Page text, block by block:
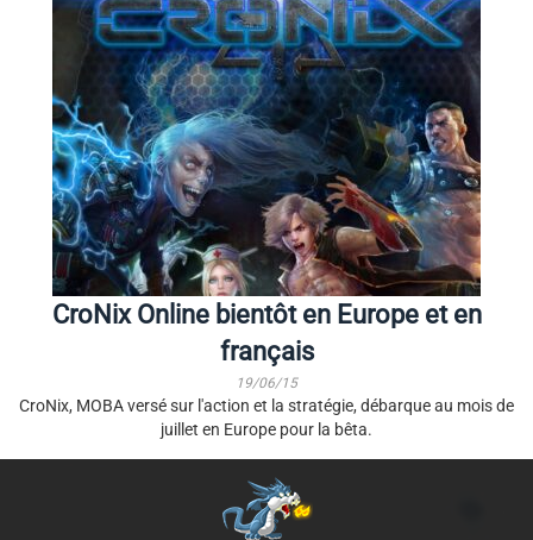
CroNix Online bientôt en Europe et en
français
19/06/15
CroNix, MOBA versé sur l'action et la stratégie, débarque au mois de
juillet en Europe pour la bêta.